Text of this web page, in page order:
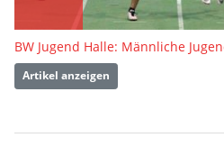
BW Jugend Halle: Männliche
Artikel anzeigen